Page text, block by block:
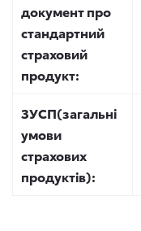
документ про
стандартний
страховий
продукт:
ЗУСП(загальні
умови
страхових
продуктів):